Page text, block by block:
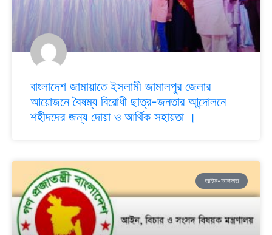
বাংলাদেশ জামায়াতে ইসলামী জামালপুর জেলার
আয়োজনে বৈষম্য বিরোধী ছাত্র-জনতার আন্দোলনে
শহীদদের জন্য দোয়া ও আর্থিক সহায়তা ।
আইন-আদালত